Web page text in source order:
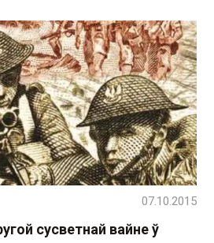
сусветнай вайне ў
07.10.2015